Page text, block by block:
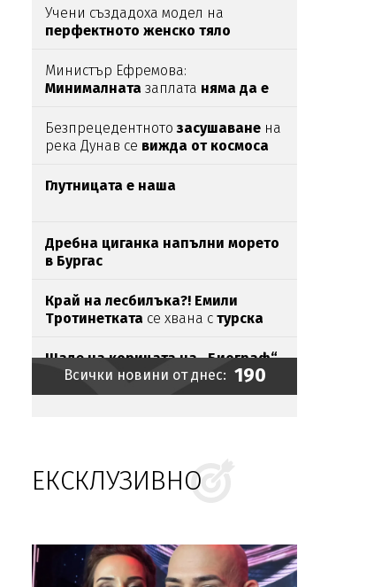
Учени създадоха модел на
перфектното женско тяло
Министър Ефремова:
Минималната заплата няма да е
Безпрецедентнотозасушаване на
река Дунав се вижда от космоса
Глутницата е наша
Дребна циганка напълни морето
в Бургас
Край на лесбилъка?! Емили
Тротинетката се хвана с турска
Шаде на корицата на „Биограф“
Братът на Анджелина Джоли се
разведе и разкри, че е гей
първото си официално посещение
Всички новини от днес: 190
ЕКСКЛУЗИВНО